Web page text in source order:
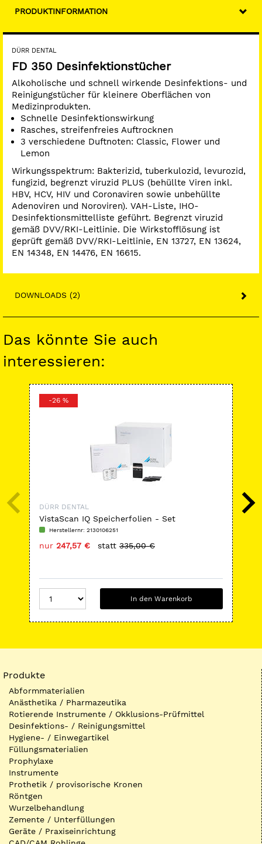
PRODUKTINFORMATION
DÜRR DENTAL
FD 350 Desinfektionstücher
Alkoholische und schnell wirkende Desinfektions- und
Reinigungstücher für kleinere Oberflächen von
Medizinprodukten.
Schnelle Desinfektionswirkung
Rasches, streifenfreies Auftrocknen
3 verschiedene Duftnoten: Classic, Flower und
Lemon
Wirkungsspektrum: Bakterizid, tuberkulozid, levurozid,
fungizid, begrenzt viruzid PLUS (behüllte Viren inkl.
HBV, HCV, HIV und Coronaviren sowie unbehüllte
Adenoviren und Noroviren). VAH-Liste, IHO-
Desinfektionsmittelliste geführt. Begrenzt viruzid
gemäß DVV/RKI-Leitlinie. Die Wirkstofflösung ist
geprüft gemäß DVV/RKI-Leitlinie, EN 13727, EN 13624,
EN 14348, EN 14476, EN 16615.
DOWNLOADS (2)
Das könnte Sie auch
interessieren:
-26 %
DÜRR DENTAL
VistaScan IQ Speicherfolien - Set
Herstellernr: 2130106251
nur 247,57 € statt 335,00 €
In den Warenkorb
Produkte
Abformmaterialien
Anästhetika / Pharmazeutika
Rotierende Instrumente / Okklusions-Prüfmittel
Desinfektions- / Reinigungsmittel
Hygiene- / Einwegartikel
Füllungsmaterialien
Prophylaxe
Instrumente
Prothetik / provisorische Kronen
Röntgen
Wurzelbehandlung
Zemente / Unterfüllungen
Geräte / Praxiseinrichtung